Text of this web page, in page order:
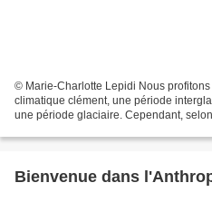
© Marie-Charlotte Lepidi Nous
climatique clément, une période
une période glaciaire. Cependant,
Bienvenue dans